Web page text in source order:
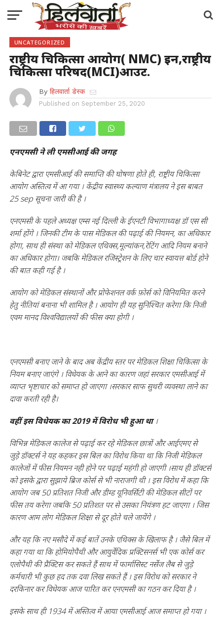
UNCATEGORIZED
राष्ट्रीय चिकित्सा आयोग( NMC) इन,राष्ट्रीय
चिकित्सा परिषद(MCI)आउट.
By हिलवार्ता डेस्क
Published on September 25, 2020
एनएमसी ने ली एमसीआई की जगह
केबिनेट द्वारा एमसीआई की समाप्ति की घोषणा होते ही, राष्ट्रीय चिकित्सा
आयोग अस्तित्व में आ गया । केंद्रीय स्वास्थ्य कल्याण मंत्रालय ने इस बाबत
25 sep सूचना जारी की है ।
एनएमसी के पहले अध्यक्ष एम्स नई दिल्ली के ईएनटी विभागाध्यक्ष डॉ एस सी
शर्मा होंगे । जिनकी टीम के पास मेडिकल की पढ़ाई की नियमन, का अधिकार
होगा, साथ ही संस्था को मेडिकल एथिक्स,मूल्यांकन,रेटिंग आदि नियम बनाने
का अधिकार होगा। जबकि मेडिकल रजिस्ट्रेशन के लिए चार स्वायत्त बोर्ड होने
की बात कही गई है ।
आयोग को मेडिकल संस्थानों और प्रोफेशनल वर्क फ़ोर्स को विनियमित करने
हेतु नीतियां बनाना भी शामिल है । आयोग ही यह सुनिश्चित करेगा कि निजी
एवम मानद विश्वविद्यालयों की फीस क्या होगी ।
एनएमसी बनाए जाने के बाद अब केंद्रीय स्तर पर मेडिकल शिक्षा चिकित्सा के
नियम बनाए जाएंगे । विधेयक के आने का कारण जहां सरकार एमसीआई में
व्याप्त भृष्टाचार को समाप्त हो जाएगा ।सरकार साफ सुथरी व्यवस्था लाने का
दावा करती रही है।
वहीं इस विधेयक का 2019 में विरोध भी हुआ था।
विभिन्न मेडिकल कालेज से पढ़ाई कर रहे मेडिकल छात्रों और आईएमए से
जुड़े डॉक्टर्स ने यह कहकर इस बिल का विरोध किया था कि निजी मेडिकल
कालेजों में फीस नियमन नही होने पर पढ़ाई महंगी हो जाएगी ।साथ ही डॉक्टर्स
को इसके द्वारा सुझाये ब्रिज कोर्स से भी नाराजगी थी । इस विरोध में कहा कि
आयोग जब 50 प्रतिशत निजी और डीम्ड यूनिवर्सिटी की मेडिकल सीटों पर
फीस तय करेगा जबकि 50 प्रतिशत पर से उसका नियंत्रण हट जाएगा । जिस
कारण आम लोग मेडिकल शिक्षा से दूर होते चले जायेंगे ।
और यह कि नए मसौदे में कई बातें उनके एथिक्स के खिलाफ है । जैसे बिल में
कहा गया था कि होमियोपैथी और आयुर्वेदिक प्रक्टिसनर्स भी एक कोर्स कर
एलोपैथी की प्रैक्टिस कर सकते हैं साथ में फार्मासिस्ट नर्सेज लैब से जुड़े
कर्मचारी भी कुछ हद तक दवा लिख सकते हैं । इस विरोध को सरकार ने
दरकिनार कर विधेयक आज पारित कर एनएमसी का गठन कर दिया है ।
इसके साथ ही 1934 में अस्तित्व में आया एमसीआई आज समाप्त हो गया ।